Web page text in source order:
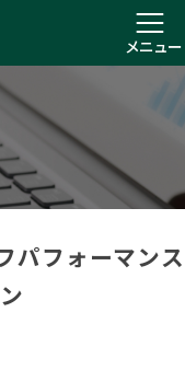
メニュー
パフォーマンス